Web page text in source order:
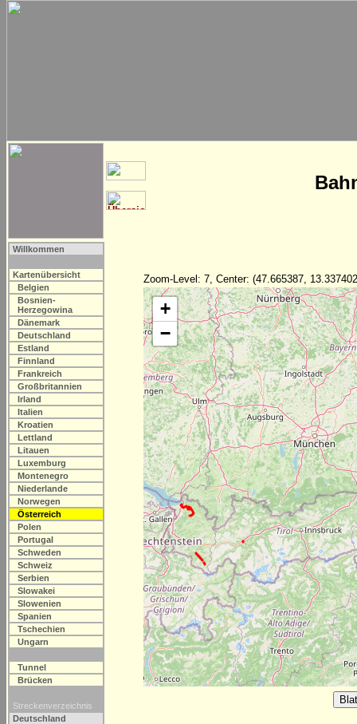
Willkommen
Kartenübersicht
Belgien
Bosnien-
Herzegowina
Dänemark
Deutschland
Estland
Finnland
Frankreich
Großbritannien
Irland
Italien
Kroatien
Lettland
Litauen
Luxemburg
Montenegro
Niederlande
Norwegen
Österreich
Polen
Portugal
Schweden
Schweiz
Serbien
Slowakei
Slowenien
Spanien
Tschechien
Ungarn
Tunnel
Brücken
Streckenverzeichnis
Deutschland
Zoom-Level: 7, Center: (47.665387,
+
−